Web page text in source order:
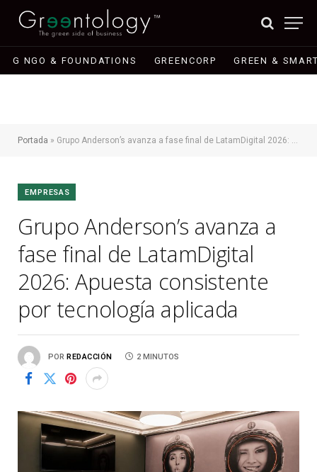
G NGO & FOUNDATIONS GREENCORP GREEN &
Portada » Grupo Anderson’s avanza a fase final de LatamDigital 2026: Apuesta consistente por tecnología aplicada
EMPRESAS
Grupo Anderson’s avanza a
fase final de LatamDigital
2026: Apuesta consistente
por tecnología aplicada
POR REDACCIÓN 2 MINUTOS